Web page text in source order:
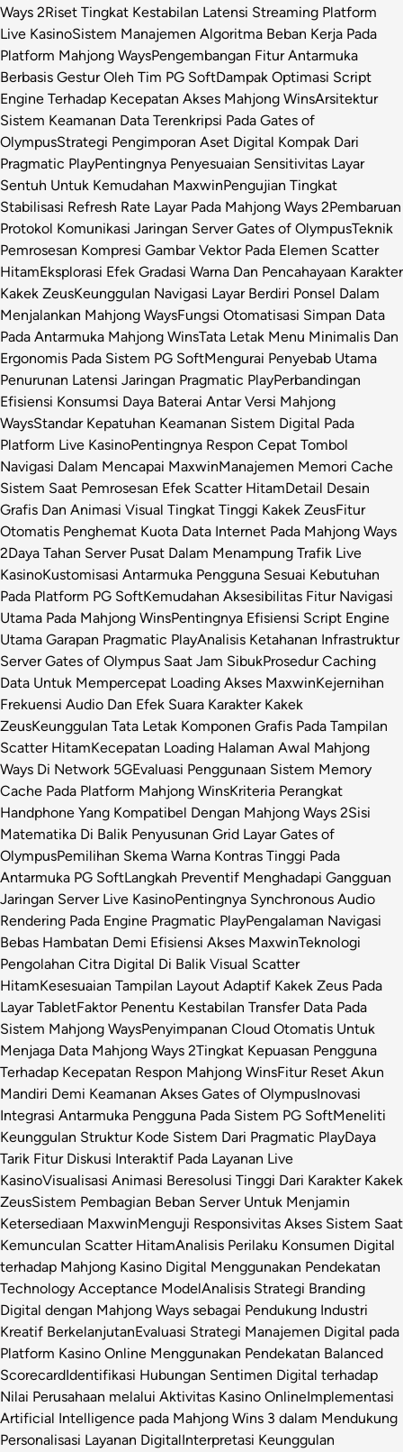
Ways 2Riset Tingkat Kestabilan Latensi Streaming Platform
Live KasinoSistem Manajemen Algoritma Beban Kerja Pada
Platform Mahjong WaysPengembangan Fitur Antarmuka
Berbasis Gestur Oleh Tim PG SoftDampak Optimasi Script
Engine Terhadap Kecepatan Akses Mahjong WinsArsitektur
Sistem Keamanan Data Terenkripsi Pada Gates of
OlympusStrategi Pengimporan Aset Digital Kompak Dari
Pragmatic PlayPentingnya Penyesuaian Sensitivitas Layar
Sentuh Untuk Kemudahan MaxwinPengujian Tingkat
Stabilisasi Refresh Rate Layar Pada Mahjong Ways 2Pembaruan
Protokol Komunikasi Jaringan Server Gates of OlympusTeknik
Pemrosesan Kompresi Gambar Vektor Pada Elemen Scatter
HitamEksplorasi Efek Gradasi Warna Dan Pencahayaan Karakter
Kakek ZeusKeunggulan Navigasi Layar Berdiri Ponsel Dalam
Menjalankan Mahjong WaysFungsi Otomatisasi Simpan Data
Pada Antarmuka Mahjong WinsTata Letak Menu Minimalis Dan
Ergonomis Pada Sistem PG SoftMengurai Penyebab Utama
Penurunan Latensi Jaringan Pragmatic PlayPerbandingan
Efisiensi Konsumsi Daya Baterai Antar Versi Mahjong
WaysStandar Kepatuhan Keamanan Sistem Digital Pada
Platform Live KasinoPentingnya Respon Cepat Tombol
Navigasi Dalam Mencapai MaxwinManajemen Memori Cache
Sistem Saat Pemrosesan Efek Scatter HitamDetail Desain
Grafis Dan Animasi Visual Tingkat Tinggi Kakek ZeusFitur
Otomatis Penghemat Kuota Data Internet Pada Mahjong Ways
2Daya Tahan Server Pusat Dalam Menampung Trafik Live
KasinoKustomisasi Antarmuka Pengguna Sesuai Kebutuhan
Pada Platform PG SoftKemudahan Aksesibilitas Fitur Navigasi
Utama Pada Mahjong WinsPentingnya Efisiensi Script Engine
Utama Garapan Pragmatic PlayAnalisis Ketahanan Infrastruktur
Server Gates of Olympus Saat Jam SibukProsedur Caching
Data Untuk Mempercepat Loading Akses MaxwinKejernihan
Frekuensi Audio Dan Efek Suara Karakter Kakek
ZeusKeunggulan Tata Letak Komponen Grafis Pada Tampilan
Scatter HitamKecepatan Loading Halaman Awal Mahjong
Ways Di Network 5GEvaluasi Penggunaan Sistem Memory
Cache Pada Platform Mahjong WinsKriteria Perangkat
Handphone Yang Kompatibel Dengan Mahjong Ways 2Sisi
Matematika Di Balik Penyusunan Grid Layar Gates of
OlympusPemilihan Skema Warna Kontras Tinggi Pada
Antarmuka PG SoftLangkah Preventif Menghadapi Gangguan
Jaringan Server Live KasinoPentingnya Synchronous Audio
Rendering Pada Engine Pragmatic PlayPengalaman Navigasi
Bebas Hambatan Demi Efisiensi Akses MaxwinTeknologi
Pengolahan Citra Digital Di Balik Visual Scatter
HitamKesesuaian Tampilan Layout Adaptif Kakek Zeus Pada
Layar TabletFaktor Penentu Kestabilan Transfer Data Pada
Sistem Mahjong WaysPenyimpanan Cloud Otomatis Untuk
Menjaga Data Mahjong Ways 2Tingkat Kepuasan Pengguna
Terhadap Kecepatan Respon Mahjong WinsFitur Reset Akun
Mandiri Demi Keamanan Akses Gates of OlympusInovasi
Integrasi Antarmuka Pengguna Pada Sistem PG SoftMeneliti
Keunggulan Struktur Kode Sistem Dari Pragmatic PlayDaya
Tarik Fitur Diskusi Interaktif Pada Layanan Live
KasinoVisualisasi Animasi Beresolusi Tinggi Dari Karakter Kakek
ZeusSistem Pembagian Beban Server Untuk Menjamin
Ketersediaan MaxwinMenguji Responsivitas Akses Sistem Saat
Kemunculan Scatter HitamAnalisis Perilaku Konsumen Digital
terhadap Mahjong Kasino Digital Menggunakan Pendekatan
Technology Acceptance ModelAnalisis Strategi Branding
Digital dengan Mahjong Ways sebagai Pendukung Industri
Kreatif BerkelanjutanEvaluasi Strategi Manajemen Digital pada
Platform Kasino Online Menggunakan Pendekatan Balanced
ScorecardIdentifikasi Hubungan Sentimen Digital terhadap
Nilai Perusahaan melalui Aktivitas Kasino OnlineImplementasi
Artificial Intelligence pada Mahjong Wins 3 dalam Mendukung
Personalisasi Layanan DigitalInterpretasi Keunggulan